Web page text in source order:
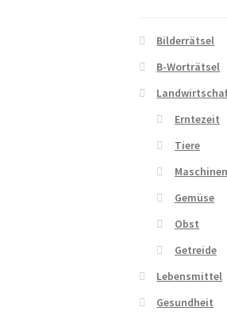
Bilderrätsel
B-Worträtsel
Erntezeit
Tiere
Maschinen
Gemüse
Obst
Getreide
Lebensmittel
Gesundheit